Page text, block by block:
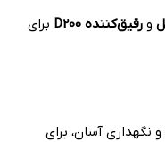
و رقیق‌کننده D200
برای
نگهداری آسان، برای